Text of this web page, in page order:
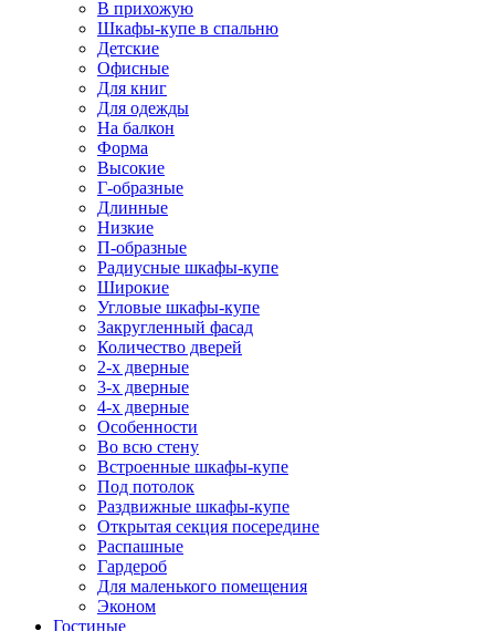
В прихожую
Шкафы-купе в спальню
Детские
Офисные
Для книг
Для одежды
На балкон
Форма
Высокие
Г-образные
Длинные
Низкие
П-образные
Радиусные шкафы-купе
Широкие
Угловые шкафы-купе
Закругленный фасад
Количество дверей
2-х дверные
3-х дверные
4-х дверные
Особенности
Во всю стену
Встроенные шкафы-купе
Под потолок
Раздвижные шкафы-купе
Открытая секция посередине
Распашные
Гардероб
Для маленького помещения
Эконом
Гостиные